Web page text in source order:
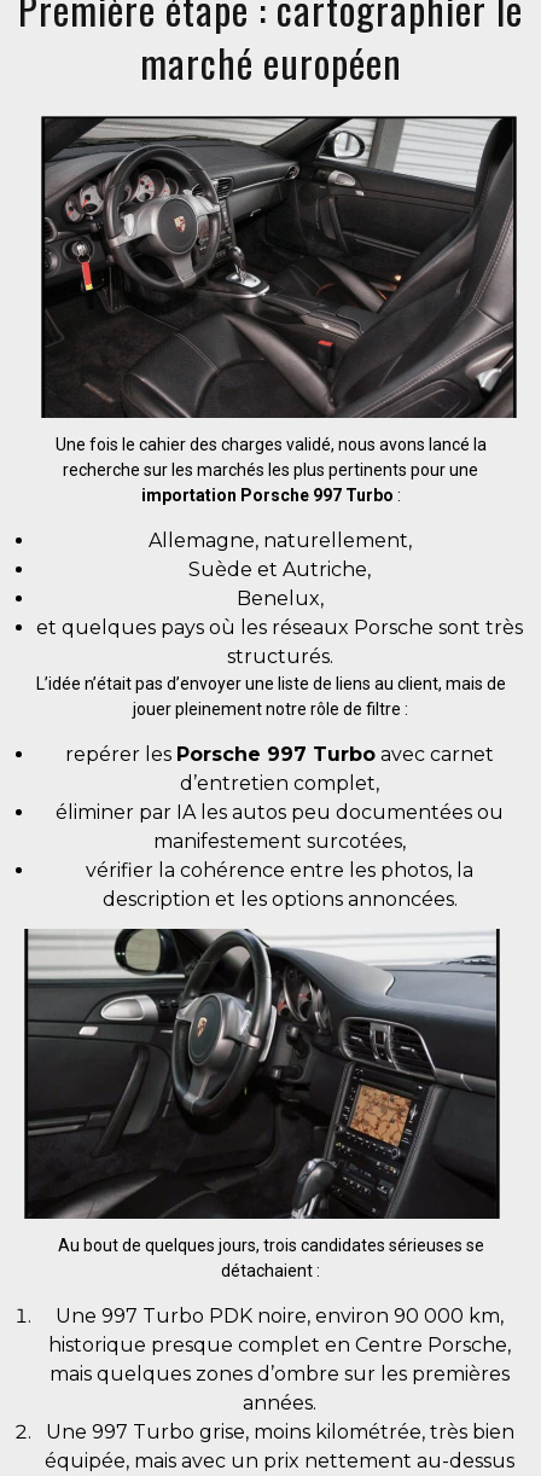
marché européen
Une fois le cahier des charges validé, nous avons lancé la
recherche sur les marchés les plus pertinents pour une
importation Porsche 997 Turbo :
Allemagne, naturellement,
Suède et Autriche,
Benelux,
et quelques pays où les réseaux Porsche sont très
structurés.
L’idée n’était pas d’envoyer une liste de liens au client, mais de
jouer pleinement notre rôle de filtre :
repérer les Porsche 997 Turbo avec carnet
d’entretien complet,
éliminer par IA les autos peu documentées ou
manifestement surcotées,
vérifier la cohérence entre les photos, la
description et les options annoncées.
Au bout de quelques jours, trois candidates sérieuses se
détachaient :
Une 997 Turbo PDK noire, environ 90 000 km,
historique presque complet en Centre Porsche,
mais quelques zones d’ombre sur les premières
années.
Une 997 Turbo grise, moins kilométrée, très bien
équipée, mais avec un prix nettement au-dessus